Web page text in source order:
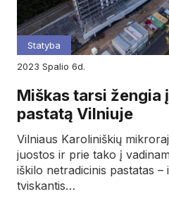
Statyba
2023
spalio 6d.
Miškas tarsi žengia
pastatą Vilniuje
Vilniaus Karoliniškių
juostos ir prie tako į
iškilo netradicinis pastatas –
tviskantis…